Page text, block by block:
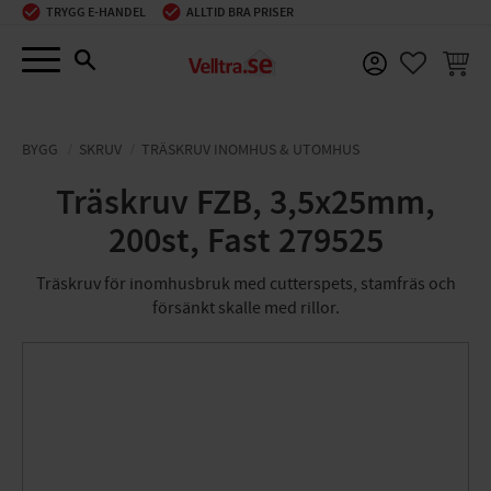
Meny
TRYGG E-HANDEL ALLTID BRA PRISER
BYGG SKRUV TRÄSKRUV INOMHUS & UTOMHUS
Träskruv FZB, 3,5x25mm,
200st, Fast 279525
Träskruv för inomhusbruk med cutterspets, stamfräs och
försänkt skalle med rillor.